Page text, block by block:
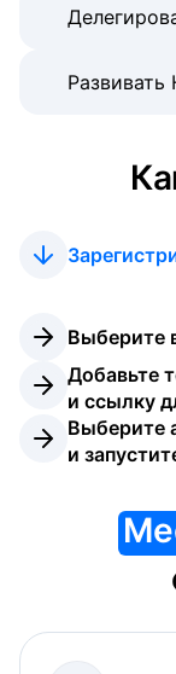
Развивать
Выберите
Добавьте
и ссылку
Выберите
и